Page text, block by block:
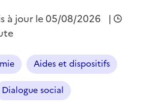
à jour le 05/08/2026
|
Aides et dispositifs
Dialogue social